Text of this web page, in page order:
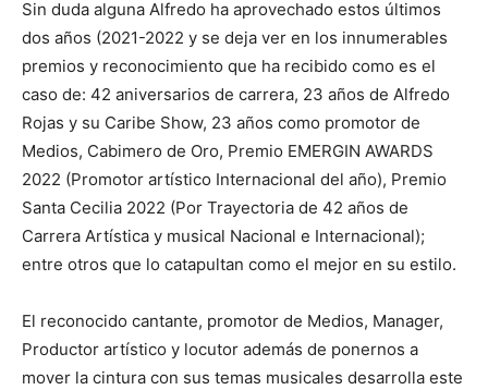
Sin duda alguna Alfredo ha aprovechado estos últimos
dos años (2021-2022 y se deja ver en los innumerables
premios y reconocimiento que ha recibido como es el
caso de: 42 aniversarios de carrera, 23 años de Alfredo
Rojas y su Caribe Show, 23 años como promotor de
Medios, Cabimero de Oro, Premio EMERGIN AWARDS
2022 (Promotor artístico Internacional del año), Premio
Santa Cecilia 2022 (Por Trayectoria de 42 años de
Carrera Artística y musical Nacional e Internacional);
entre otros que lo catapultan como el mejor en su estilo.
El reconocido cantante, promotor de Medios, Manager,
Productor artístico y locutor además de ponernos a
mover la cintura con sus temas musicales desarrolla este